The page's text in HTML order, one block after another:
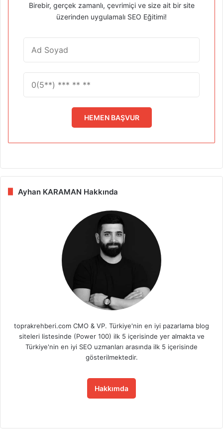
Birebir, gerçek zamanlı, çevrimiçi ve size ait bir site
üzerinden uygulamalı SEO Eğitimi!
HEMEN BAŞVUR
Ayhan KARAMAN Hakkında
toprakrehberi.com CMO & VP. Türkiye'nin en iyi pazarlama blog
siteleri listesinde (Power 100) ilk 5 içerisinde yer almakta ve
Türkiye'nin en iyi SEO uzmanları arasında ilk 5 içerisinde
gösterilmektedir.
Hakkımda